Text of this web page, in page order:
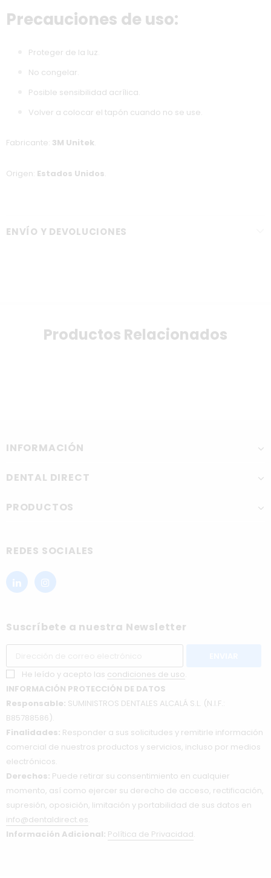
Precauciones de uso:
Proteger de la luz.
No congelar.
Posible sensibilidad acrílica.
Volver a colocar el tapón cuando no se use.
Fabricante: 3M Unitek.
Origen: Estados Unidos.
ENVÍO Y DEVOLUCIONES
Productos Relacionados
INFORMACIÓN
DENTAL DIRECT
PRODUCTOS
REDES SOCIALES
Suscríbete a nuestra Newsletter
He leído y acepto las condiciones de uso.
INFORMACIÓN PROTECCIÓN DE DATOS
Responsable: SUMINISTROS DENTALES ALCALÁ S.L. (N.I.F.:
B85788586).
Finalidades: Responder a sus solicitudes y remitirle información
comercial de nuestros productos y servicios, incluso por medios
electrónicos.
Derechos: Puede retirar su consentimiento en cualquier
momento, así como ejercer su derecho de acceso, rectificación,
supresión, oposición, limitación y portabilidad de sus datos en
info@dentaldirect.es.
Información Adicional: Política de Privacidad.